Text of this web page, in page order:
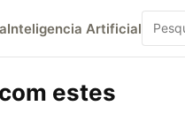
Inteligencia Artificial
estes